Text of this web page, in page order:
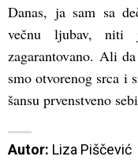
Danas, ja sam sa
večnu ljubav,
zagarantovano. Ali
smo otvorenog srca i
šansu prvenstveno
Autor: Liza Piščević